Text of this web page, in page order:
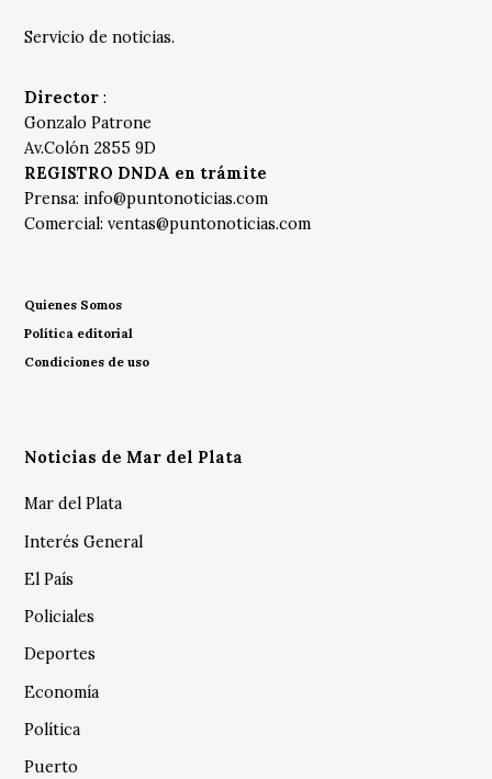
Servicio de noticias.
Director :
Gonzalo Patrone
Av.Colón 2855 9D
REGISTRO DNDA en trámite
Prensa: info@puntonoticias.com
Comercial:ventas@puntonoticias.com
Quienes Somos
Política editorial
Condiciones de uso
Noticias de Mar del Plata
Mar del Plata
Interés General
El País
Policiales
Deportes
Economía
Política
Puerto